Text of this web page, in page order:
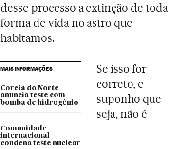
desse processo a extinção de toda
forma de vida no astro que
habitamos.
MAIS INFORMAÇÕES
Coreia do Norte
anuncia teste com
bomba de hidrogênio
Comunidade
internacional
condena teste nuclear
Se isso for
correto, e
suponho que
seja, não é